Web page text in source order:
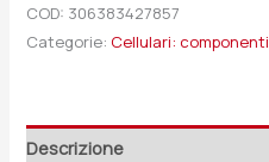
COD: 306383427857
Categorie: Cellulari: componenti
Descrizione